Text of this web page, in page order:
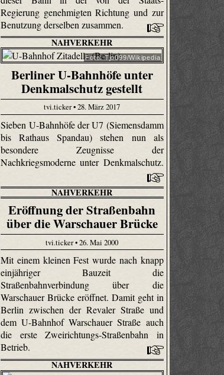
Regierung genehmigten Richtung und zur
Benutzung derselben zusammen.
NAHVERKEHR
Foto: Tjo099/Wikipedia
Berliner U-Bahnhöfe unter
Denkmalschutz gestellt
tvi.ticker • 28. März 2017
Sieben U-Bahnhöfe der U7 (Siemensdamm
bis Rathaus Spandau) stehen nun als
besondere Zeugnisse der
Nachkriegsmoderne unter Denkmalschutz.
NAHVERKEHR
Eröffnung der Straßenbahn
über die Warschauer Brücke
tvi.ticker • 26. Mai 2000
Mit einem kleinen Fest wurde nach knapp
einjähriger Bauzeit die
Straßenbahnverbindung über die
Warschauer Brücke eröffnet. Damit geht in
Berlin zwischen der Revaler Straße und
dem U-Bahnhof Warschauer Straße auch
die erste Zweirichtungs-Straßenbahn in
Betrieb.
NAHVERKEHR